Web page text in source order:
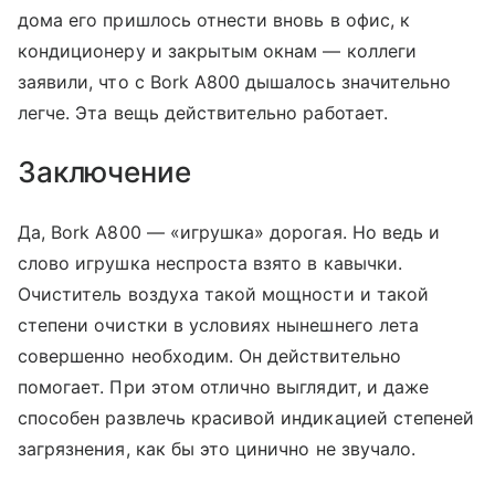
дома его пришлось отнести вновь в офис, к
кондиционеру и закрытым окнам — коллеги
заявили, что с Bork A800 дышалось значительно
легче. Эта вещь действительно работает.
Заключение
Да, Bork A800 — «игрушка» дорогая. Но ведь и
слово игрушка неспроста взято в кавычки.
Очиститель воздуха такой мощности и такой
степени очистки в условиях нынешнего лета
совершенно необходим. Он действительно
помогает. При этом отлично выглядит, и даже
способен развлечь красивой индикацией степеней
загрязнения, как бы это цинично не звучало.